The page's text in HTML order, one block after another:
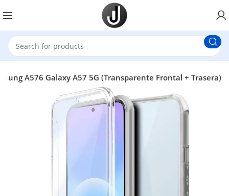
A576 Galaxy A57 5G (Transparente Frontal + Trasera)